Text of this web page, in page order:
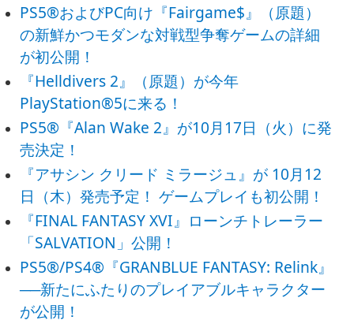
PS5®およびPC向け『Fairgame$』（原題）
の新鮮かつモダンな対戦型争奪ゲームの詳細
が初公開！
『Helldivers 2』（原題）が今年
PlayStation®5に来る！
PS5®『Alan Wake 2』が10月17日（火）に発
売決定！
『アサシン クリード ミラージュ』が 10月12
日（木）発売予定！ ゲームプレイも初公開！
『FINAL FANTASY XVI』ローンチトレーラー
「SALVATION」公開！
PS5®/PS4®『GRANBLUE FANTASY: Relink』
──新たにふたりのプレイアブルキャラクター
が公開！